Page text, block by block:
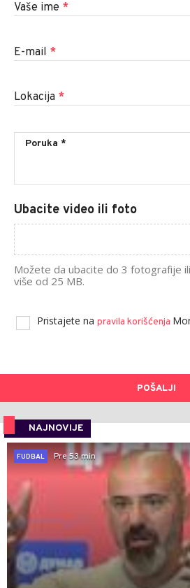
Vaše ime *
E-mail *
Lokacija *
Ubacite video ili foto
Možete da ubacite do 3 fotografije
više od 25 MB.
Pristajete na pravila korišćenja
POŠALJI
NAJNOVIJE
FUDBAL
Pre 53 min